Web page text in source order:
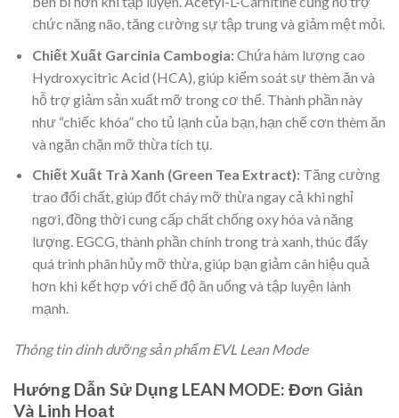
chức năng não, tăng cường sự tập trung và giảm mệt mỏi.
Chiết Xuất Garcinia Cambogia:Chứa hàm lượng cao
Hydroxycitric Acid (HCA), giúp kiểm soát sự thèm ăn và
hỗ trợ giảm sản xuất mỡ trong cơ thể. Thành phần này
như “chiếc khóa” cho tủ lạnh của bạn, hạn chế cơn thèm ăn
và ngăn chặn mỡ thừa tích tụ.
Chiết Xuất Trà Xanh (Green Tea Extract):Tăng cường
trao đổi chất, giúp đốt cháy mỡ thừa ngay cả khi nghỉ
ngơi, đồng thời cung cấp chất chống oxy hóa và năng
lượng. EGCG, thành phần chính trong trà xanh, thúc đẩy
quá trình phân hủy mỡ thừa, giúp bạn giảm cân hiệu quả
hơn khi kết hợp với chế độ ăn uống và tập luyện lành
mạnh.
Thông tin dinh dưỡng sản phẩm EVL Lean Mode
Hướng Dẫn Sử Dụng LEAN MODE: Đơn Giản
Và Linh Hoạt